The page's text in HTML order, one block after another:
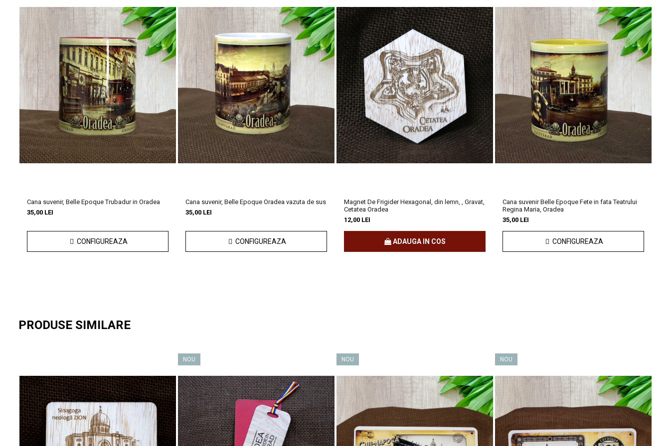
🕍 Sinagoga Neologă Sion din Oradea – un loc de cult cu o istorie impresionantă✡️
Construită în 1908, Sinagoga Neologă Sion din Oradea este un exemplu de arhitectură maură, remarcându-se prin detalii spectaculoase și o atmosferă deosebită. A fost ridicată pentru comunitatea
evreiască locală, care a avut un rol important în dezvoltarea orașului.
Ce o face specială?Fațada sinagogii, cu motive maure și arabescuri, atrage atenția de la distanță, iar interiorul este la fel de impresionant, cu o organă magnifică și un tablou central cu scene biblice.
🔹Importanța istorică:Sinagoga a fost locul de adunare pentru credincioșii evrei din Oradea și a fost martoră la evenimente importante ale orașului. În prezent, este deschisă pentru tururi și găzduiește
evenimente culturale.
💬 Ai vizitat sinagoga? Ce părere ai despre arhitectura sa? Lăsă un comentariu mai jos! 👇
Cana suvenir, Belle Epoque Trubadur in Oradea
35,00 LEI
CONFIGUREAZA
Cana suvenir, Belle Epoque Oradea vazuta de sus
35,00 LEI
CONFIGUREAZA
Magnet De Frigider Hexagonal, din lemn, , Gravat,
Cetatea Oradea
12,00 LEI
ADAUGA IN COS
Cana suvenir Belle Epoque Fete in fata Teatrului
Regina Maria, Oradea
35,00 LEI
CONFIGUREAZA
PRODUSE SIMILARE
NOU NOU NOU